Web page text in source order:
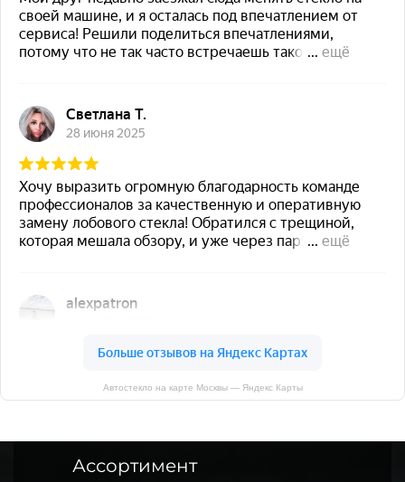
Автостекло на карте Москвы — Яндекс Карты
Ассортимент